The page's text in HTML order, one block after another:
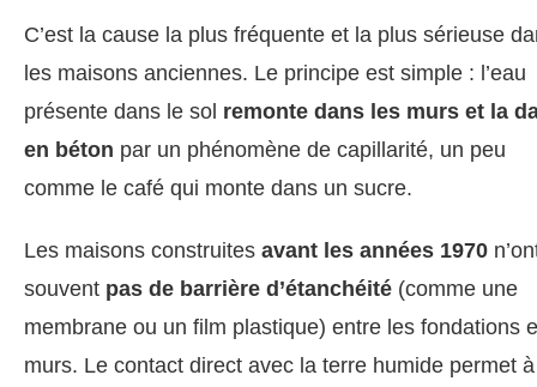
C’est la cause la plus fréquente et la plus sérieuse
les maisons anciennes. Le principe est simple : l’eau
présente dans le sol remonte dans les murs et la
en béton par un phénomène de capillarité, un peu
comme le café qui monte dans un sucre.
Les maisons construites avant les années 1970
souvent pas de barrière d’étanchéité (comme une
membrane ou un film plastique) entre les fondations
murs. Le contact direct avec la terre humide permet à